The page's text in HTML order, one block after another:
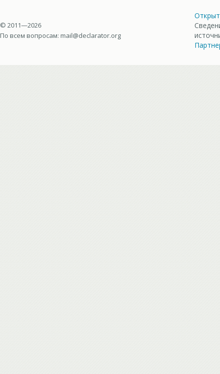
© 2011—2026
По всем вопросам: mail@declarator.org